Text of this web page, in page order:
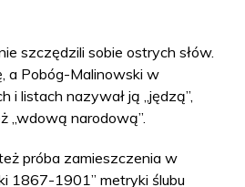
szczędzili sobie ostrych słów.
a Pobóg-Malinowski w
listach nazywał ją „jędzą”,
„wdową narodową”.
próba zamieszczenia w
1867-1901” metryki ślubu